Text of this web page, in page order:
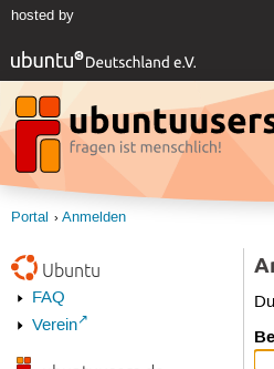
hosted by
Portal Anmelden
Ubuntu
FAQ
Verein